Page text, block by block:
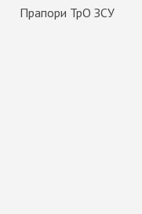
Прапори ТрО ЗСУ